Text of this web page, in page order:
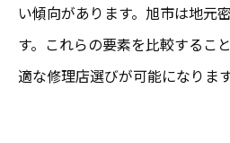
い傾向があります。旭市は地元
す。これらの要素を比較するこ
適な修理店選びが可能になります